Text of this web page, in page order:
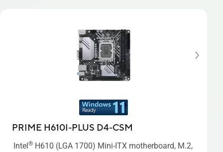
PRIME H610I-PLUS D4-CSM
Intel® H610 (LGA 1700) Mini-ITX motherboard, M.2,